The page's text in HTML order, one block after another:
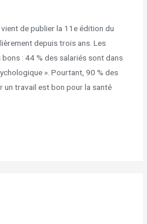
de publier la 11e édition du
depuis trois ans. Les
: 44 % des salariés sont dans
». Pourtant, 90 % des
un travail est bon pour la santé